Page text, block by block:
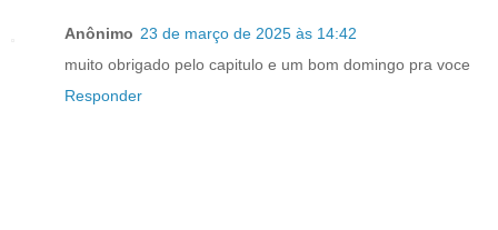
Anônimo 23 de março de 2025 às 14:42
muito obrigado pelo capitulo e um bom domingo pra voce
Responder